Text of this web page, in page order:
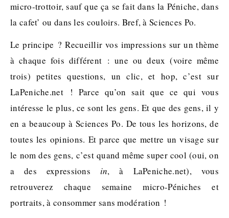
micro-trottoir, sauf que ça se fait dans la Péniche, dans
la cafet’ ou dans les couloirs. Bref, à Sciences Po.
Le principe ? Recueillir vos impressions sur un thème
à chaque fois différent : une ou deux (voire même
trois) petites questions, un clic, et hop, c’est sur
LaPeniche.net ! Parce qu’on sait que ce qui vous
intéresse le plus, ce sont les gens. Et que des gens, il y
en a beaucoup à Sciences Po. De tous les horizons, de
toutes les opinions. Et parce que mettre un visage sur
le nom des gens, c’est quand même super cool (oui, on
a des expressions in, à LaPeniche.net), vous
retrouverez chaque semaine micro-Péniches et
portraits, à consommer sans modération !